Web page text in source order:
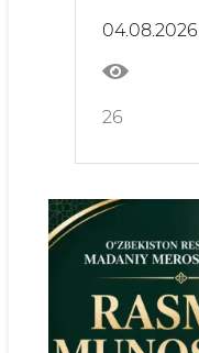
04.08.2026
26